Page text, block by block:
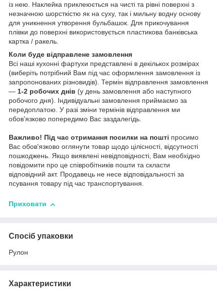
із нею. Наклейка приклеюється на чисті та рівні поверхні з
незначною шорсткістю як на суху, так і мильну водну основу
для уникнення утворення бульбашок. Для прикочування
плівки до поверхні використовується пластикова банківська
картка / ракель.
Коли буде відправлене замовлення
Всі наші кухонні фартухи представлені в декількох розмірах
(виберіть потрібний Вам під час оформлення замовлення із
запропонованих різновидів). Термін відправлення замовлення
— 1-2 робочих днів (у день замовлення або наступного
робочого дня). Індивідуальні замовлення приймаємо за
передоплатою. У разі зміни термінів відправлення ми
обов'язково попередимо Вас заздалегідь.
Важливо! Під час отримання посилки на пошті просимо
Вас обов'язково оглянути товар щодо цілісності, відсутності
пошкоджень. Якщо виявлені невідповідності, Вам необхідно
повідомити про це співробітників пошти та скласти
відповідний акт. Продавець не несе відповідальності за
псування товару під час транспортування.
Приховати
Спосіб упаковки
Рулон
Характеристики